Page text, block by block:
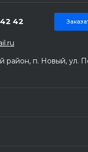
42
район, п. Новый, ул.